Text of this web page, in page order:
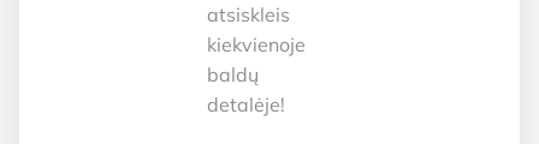
atsiskleis
kiekvienoje
baldų
detalėje!